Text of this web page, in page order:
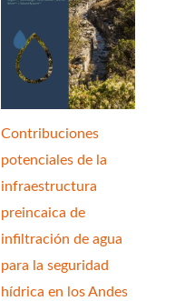
Contribuciones
potenciales de la
infraestructura
preincaica de
infiltración de agua
para la seguridad
hídrica en los Andes